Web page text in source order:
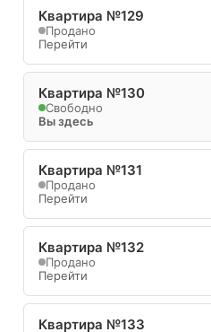
Квартира №129
Продано
Перейти
Квартира №130
Свободно
Вы здесь
Квартира №131
Продано
Перейти
Квартира №132
Продано
Перейти
Квартира №133